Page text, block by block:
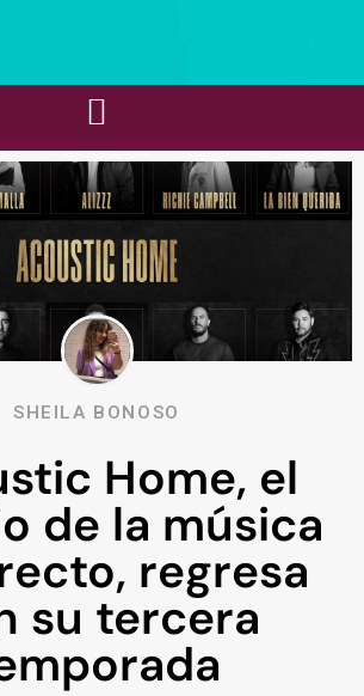
SHEILA BONOSO
Home, el
de la música
regresa
su tercera